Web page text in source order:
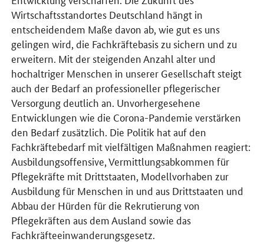
Wirtschaftsstandortes Deutschland hängt in
entscheidendem Maße davon ab, wie gut es uns
gelingen wird, die Fachkräftebasis zu sichern und zu
erweitern. Mit der steigenden Anzahl alter und
hochaltriger Menschen in unserer Gesellschaft steigt
auch der Bedarf an professioneller pflegerischer
Versorgung deutlich an. Unvorhergesehene
Entwicklungen wie die Corona-Pandemie verstärken
den Bedarf zusätzlich. Die Politik hat auf den
Fachkräftebedarf mit vielfältigen Maßnahmen reagiert:
Ausbildungsoffensive, Vermittlungsabkommen für
Pflegekräfte mit Drittstaaten, Modellvorhaben zur
Ausbildung für Menschen in und aus Drittstaaten und
Abbau der Hürden für die Rekrutierung von
Pflegekräften aus dem Ausland sowie das
Fachkräfteeinwanderungsgesetz.